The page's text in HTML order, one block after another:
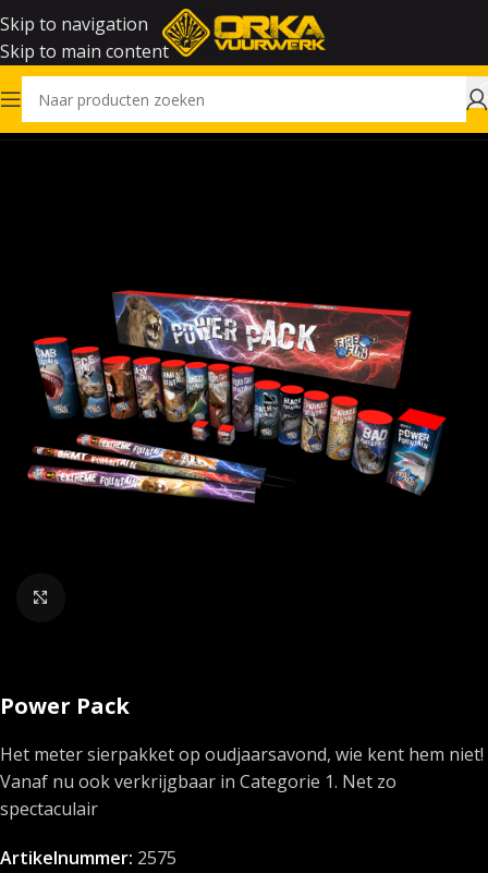
Skip to navigation
Skip to main content
Home Vuurwerk
Power Pack
Het meter sierpakket op oudjaarsavond, wie kent hem niet!
Vanaf nu ook verkrijgbaar in Categorie 1. Net zo
spectaculair
Artikelnummer: 2575